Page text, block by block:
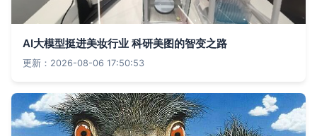
AI大模型挺进美妆行业 科研美图的智变之路
更新：2026-08-06 17:50:53